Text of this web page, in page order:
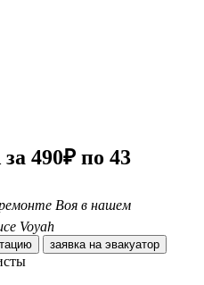
490₽ по 43
Воя в нашем
Voyah
заявка на эвакуатор